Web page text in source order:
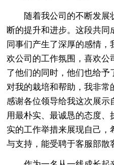
随着我公司的不断发展
断的提升和进步。这段共
同事们产生了深厚的感情
欢公司的工作氛围，喜欢
了他们的同时，他们也给予
对我的栽培和帮助，我非常
感谢各位领导给我这次展
用最朴实、最诚恳的态度、
实的工作举措来展现自己
与支持，能受聘于客服部散